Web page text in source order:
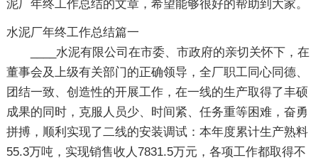
泥厂年终工作总结的文章，希望能够很好的帮助到大家。
水泥厂年终工作总结篇一
____水泥有限公司在市委、市政府的亲切关怀下，在
董事会及上级有关部门的正确领导，全厂职工同心同德、
团结一致、创造性的开展工作，在一线的生产取得了丰硕
成果的同时，克服人员少、时间紧、任务重等困难，奋勇
拼搏，顺利实现了二线的安装调试：本年度累计生产熟料
55.3万吨，实现销售收人7831.5万元，各项工作都取得不